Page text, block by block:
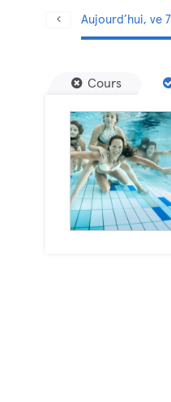
Aujourd’hui, ve 7
Cours